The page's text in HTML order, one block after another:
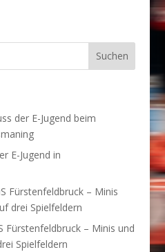
der E-Jugend beim
E-Jugend in
Fürstenfeldbruck – Minis
drei Spielfeldern
Fürstenfeldbruck – Minis und
Spielfeldern